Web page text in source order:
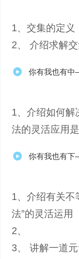
1、交集的定义
2、 介绍求解
你有我也有中
1、介绍如何解
法的灵活应用
你有我也有下
1、介绍有关不
法”的灵活运用
2、
3、 讲解一道